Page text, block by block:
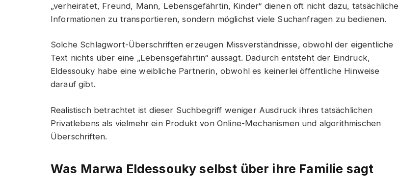
„verheiratet, Freund, Mann, Lebensgefährtin, Kinder“ dienen oft nicht dazu, tatsächliche
Informationen zu transportieren, sondern möglichst viele Suchanfragen zu bedienen.
Solche Schlagwort-Überschriften erzeugen Missverständnisse, obwohl der eigentliche
Text nichts über eine „Lebensgefährtin“ aussagt. Dadurch entsteht der Eindruck,
Eldessouky habe eine weibliche Partnerin, obwohl es keinerlei öffentliche Hinweise
darauf gibt.
Realistisch betrachtet ist dieser Suchbegriff weniger Ausdruck ihres tatsächlichen
Privatlebens als vielmehr ein Produkt von Online-Mechanismen und algorithmischen
Überschriften.
Was Marwa Eldessouky selbst über ihre Familie sagt